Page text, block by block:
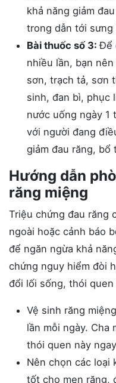
khả năng giảm
trong dẫn tới
Bài thuốc số 3:Để
nhiều lần, bạn
sơn, trạch tả, sơn
sinh, đan bì, phục
nước uống ngày 1
với người đang
giảm đau răng, bổ
Hướng dẫn
răng miệng
Triệu chứng đau răng
ngoài hoặc cảnh báo
để ngăn ngừa khả
chứng nguy hiểm đòi
đổi lối sống, thói quen
Vệ sinh răng
lần mỗi ngày. Cha
thói quen này
Nên chọn các loại
tốt cho men răng,